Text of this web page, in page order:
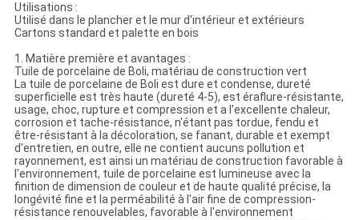
Utilisations :
Utilisé dans le plancher et le mur d'intérieur et extérieurs
Cartons standard et palette en bois
1. Matière première et avantages :
Tuile de porcelaine de Boli, matériau de construction vert
La tuile de porcelaine de Boli est dure et condense, dureté
superficielle est très haute (dureté 4-5), est éraflure-résistante,
usage, choc, rupture et compression et a l'excellente chaleur,
corrosion et tache-résistance, n'étant pas tordue, fendu et
être-résistant à la décoloration, se fanant, durable et exempt
d'entretien, en outre, elle ne contient aucuns pollution et
rayonnement, est ainsi un matériau de construction favorable à
l'environnement, tuile de porcelaine est lumineuse avec la
finition de dimension de couleur et de haute qualité précise, la
longévité fine et la perméabilité à l'air fine de compression-
résistance renouvelables, favorable à l'environnement